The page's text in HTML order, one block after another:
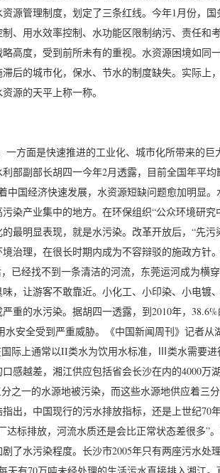
源管理制度，划定了三条红线。今年1月份，
、用水效率控制、水功能区限制纳污、责任和
高度，受到前所未有的重视。水资源困境如同
后的城市化，保水、节水的制度缺失。实际上
源的天平上称一称。
方面是快速推进的工业化、城市化所带来的巨
部副部长胡四一今年2月透露，目前全国年平均
中国经济快速发展，水资源短缺问题愈加明显
染产业集中的地方。在环保组织“公众环境研究
最明显表现，就是水污染。改革开放后，“先污
治理，在很长时期内成为不容辩驳的施政方针
已经找不到一条清洁的河流，东莞运河成为横
，让游客不敢靠近。小化工、小印染、小电镀
重的水污染。据胡四一透露，到2010年，
安全受到严重威胁。《中国新闻周刊》记者从
际上通常以II类水为饮用水标准，Ⅲ类水需要进
感越差，湘江供应包括省会长沙在内的4000万
之一的水源地被污染，而这些水源地供应着三
出，中国现行的污水排放指标，还是上世纪70
标排放，河流水质还是会比正常状态差很多”
了水污染程度。长沙市2005年只有两座污水处